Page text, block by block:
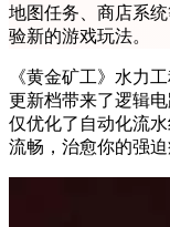
地图任务、商店系
验新的游戏玩法。
《黄金矿工》水力
更新档带来了逻辑
仅优化了自动化流
流畅，治愈你的强迫